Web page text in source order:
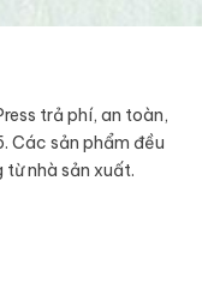
trả phí, an toàn,
Các sản phẩm đều
từ nhà sản xuất.